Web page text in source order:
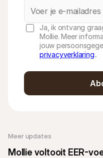
Meer updates
Mollie voltooit EER-
Ja, ik ontvang
Mollie. Meer
jouw
privacyverklaring..